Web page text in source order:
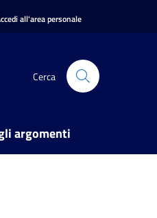
all'area personale
Cerca
argomenti